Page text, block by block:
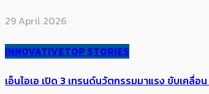
29 April 2026
INNOVATIVETOP STORIES
เอ็นไอเอ เปิด 3 เทรนด์นวัตกรรมมาแรง ขับเคลื่อ